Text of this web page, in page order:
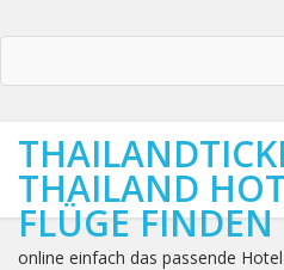
THAILAND
FLÜGE FINDEN
online einfach das passende